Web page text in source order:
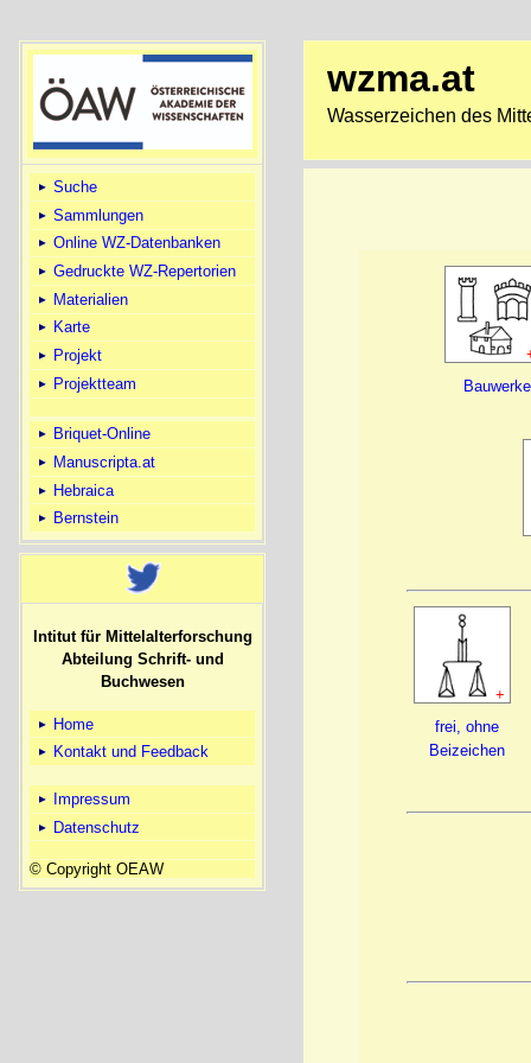
Suche
Sammlungen
Online WZ-Datenbanken
Gedruckte WZ-Repertorien
Materialien
Karte
Projekt
Projektteam
Briquet-Online
Manuscripta.at
Hebraica
Bernstein
Intitut für Mittelalterforschung
Abteilung Schrift- und
Buchwesen
Home
Kontakt und Feedback
Impressum
Datenschutz
© Copyright OEAW
wzma.at
Wasserzeichen des
Bauwerke
+
frei, ohne
Beizeichen